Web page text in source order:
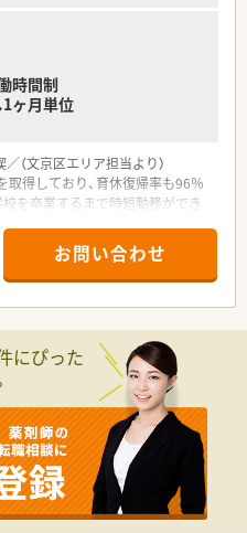
ぼし」の最高位認定を取得してお
るママ薬剤師が多く活躍してい
のベテランまで幅広い年齢層が
術や知識を継承し合う風土があり
WEB研修や店舗でのOJTシート
め、異業種からの転職者も活躍中
時間制
ヶ月単位
（文京区エリア担当より）
得しており、育休復帰率も96％
を卒業するまで時短勤務ができ
＊
】
や本駒込駅から徒歩で2分ほどの
歩圏内となっており複数路線か
。
専門の店舗となっており処方箋
求めている方に最適な大手の求
っており経験を積みながら長く
お問い合わせ
にぴった